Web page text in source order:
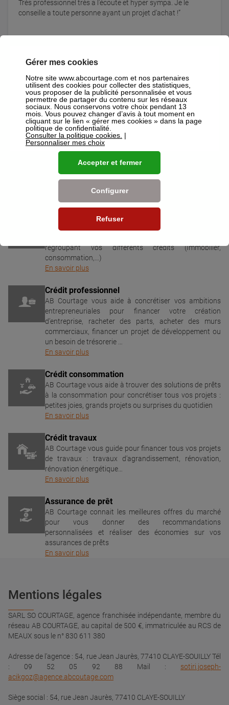
Très professionnel très a l'écoute et hyper sympa. Je le
conseille a toute personne ayant un projet d'achat !
Nos services en agence
Crédit Immobilier
AB Courtage, grâce à son offre bancaire complète, vous
accompagne dans tous vos projets immobiliers (achat
Résidence principale, Résidence Secondaire,
Investissement locatif,…) pour optimiser les conditions
d’obtention de votre prêt immobilier
Rachat de crédit
AB Courtage vous permet d'alléger vos mensualités et
regroupant vos différents crédits (Immobilier,
consommation,…)
En savoir plus
Crédit professionnel
AB Courtage vous aide à concrétiser vos ambitions
entrepreneuriales pour financer votre création
d’entreprise, racheter des parts, acheter des murs
commerciaux, financer un projet de développement ou
un besoin de trésorerie …
En savoir plus
Crédit consommation
AB Courtage vous aide à trouver des solutions de prêts
à la consommation pour concrétiser tous vos projets :
petites joies, grands projets ou surprises du quotidien
En savoir plus
Crédit travaux
AB Courtage vous guide pour financer tous vos projets
de travaux : travaux d’agrandissement, rénovation,
rénovation énergétique…
En savoir plus
Assurance de prêt
AB Courtage connait les meilleures offres du marché
pour vous donner des recommandations
personnalisées et réaliser des économies sur vos
assurances de prêts
En savoir plus
Mentions légales
SARL SO COURTAGE, agence franchisée indépendante, membre du
réseau AB COURTAGE, au capital de 500 €, immatriculée au RCS de
MEAUX sous le n° 830 611 380
Adresse de l’agence : 54, rue Jean Jaurès, 77410 CLAYE-SOUILLY Tél
: 09 52 05 92 88 Mail : sotiri.joseph-
acikgoz@agence.abcoutage.com
Siège social : 54, rue Jean Jaurès, 77410 CLAYE-SOUILLY
Gérer mes cookies
Notre site www.abcourtage.com et nos partenaires
utilisent des cookies pour collecter des statistiques,
vous proposer de la publicité personnalisée et vous
permettre de partager du contenu sur les réseaux
sociaux. Nous conservons votre choix pendant 13
mois. Vous pouvez changer d’avis à tout moment en
cliquant sur le lien « gérer mes cookies » dans la page
politique de confidentialité.
Consulter la politique cookies. |
Personnaliser mes choix
Refuser
Configurer
Accepter et fermer